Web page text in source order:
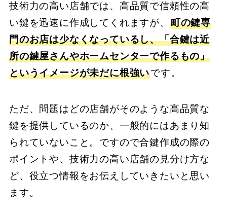
技術力の高い店舗では、高品質で信頼性の高
い鍵を迅速に作成してくれますが、 町の鍵専
門のお店は少なくなっているし、「合鍵は近
所の鍵屋さんやホームセンターで作るもの」
というイメージが未だに根強いです。
ただ、問題はどの店舗がそのような高品質な
鍵を提供しているのか、一般的にはあまり知
られていないこと。ですので合鍵作成の際の
ポイントや、技術力の高い店舗の見分け方な
ど、役立つ情報をお伝えしていきたいと思い
ます。